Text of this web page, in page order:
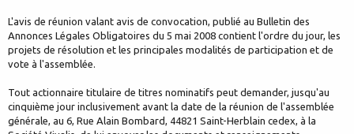
L'avis de réunion valant avis de convocation, publié au Bulletin des
Annonces Légales Obligatoires du 5 mai 2008 contient l'ordre du jour, les
projets de résolution et les principales modalités de participation et de
vote à l'assemblée.
Tout actionnaire titulaire de titres nominatifs peut demander, jusqu'au
cinquième jour inclusivement avant la date de la réunion de l'assemblée
générale, au 6, Rue Alain Bombard, 44821 Saint-Herblain cedex, à la